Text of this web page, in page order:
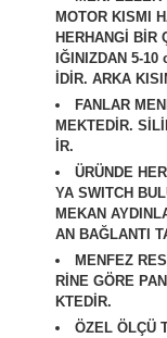
MOTOR KISMI
HERHANGİ BİR
IĞINIZDAN 5-
İDİR. ARKA
FANLAR
MEKTEDİR.
İR.
ÜRÜNDE
YA SWITCH
MEKAN
AN BAĞLANTI
M ENFEZ
RİNE GÖRE
KTEDİR.
ÖZEL ÖLÇÜ